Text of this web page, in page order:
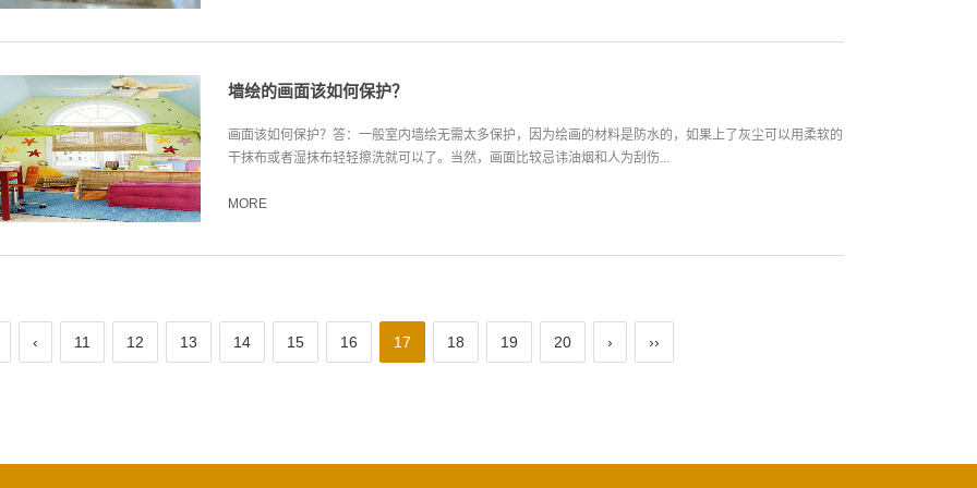
墙绘的画面该如何保护？
画面该如何保护？答：一般室内墙绘无需太多保护，因为绘画的材料是防水的，如果上了灰尘可以用柔软的
干抹布或者湿抹布轻轻擦洗就可以了。当然，画面比较忌讳油烟和人为刮伤...
MORE
‹ 11 12 13 14 15 16 17 18 19 20 › ››